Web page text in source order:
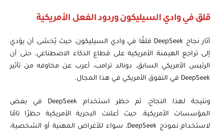
قلق في وادي السيليكون وردود الفعل الأمريكية
أثار نجاح DeepSeek قلقًا في وادي السيليكون، حيث يُخشى أن يؤدي
إلى تراجع الهيمنة الأمريكية على قطاع الذكاء الاصطناعي. حتى أن
الرئيس الأمريكي السابق، دونالد ترامب، أعرب عن مخاوفه من تأثير
DeepSeek في التفوق الأمريكي في هذا المجال.
ونتيجة لهذا النجاح، تم حظر استخدام DeepSeek في بعض
المؤسسات الأمريكية، حيث أعلنت البحرية الأمريكية حظرًا تامًا
لاستخدام نموذج DeepSeek، سواء للأغراض المهنية أو الشخصية،